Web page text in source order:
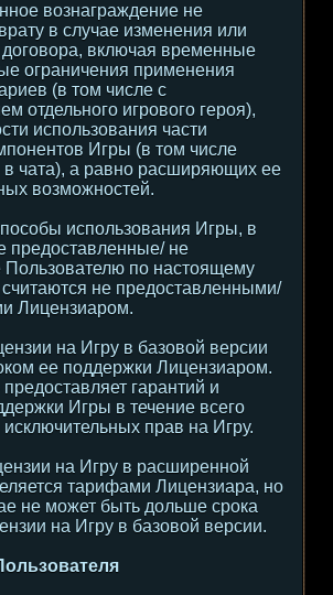
вознаграждение не
в случае изменения или
включая временные
ограничения применения
(в том числе с
отдельного игрового героя),
использования части
Игры (в том числе
чата), а равно расширяющих ее
возможностей.
использования Игры, в
предоставленные/ не
по настоящему
не предоставленными/
Лицензиаром.
на Игру в базовой версии
ее поддержки Лицензиаром.
гарантий и
Игры в течение всего
прав на Игру.
на Игру в расширенной
тарифами Лицензиара, но
не может быть дольше срока
на Игру в базовой версии.